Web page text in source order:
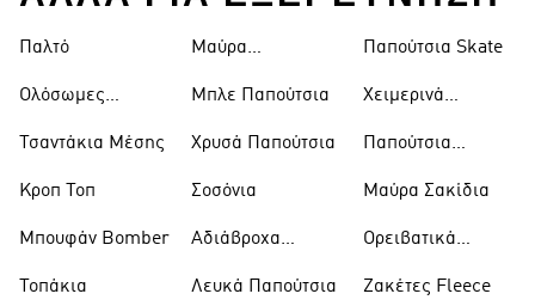
Παλτό
Ολόσωμες
Τσαντάκια Μέσης
Κροπ Τοπ
Μπουφάν Bomber
Τοπάκια
Μαύρα
Μπλε Παπούτσια
Χρυσά Παπούτσια
Σοσόνια
Αδιάβροχα
Λευκά Παπούτσια
Παπούτσια Skate
Χειμερινά
Παπούτσια
Μαύρα Σακίδια
Ορειβατικά
Ζακέτες Fleece